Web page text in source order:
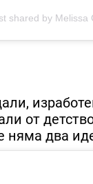
shared by Melissa
от
няма два